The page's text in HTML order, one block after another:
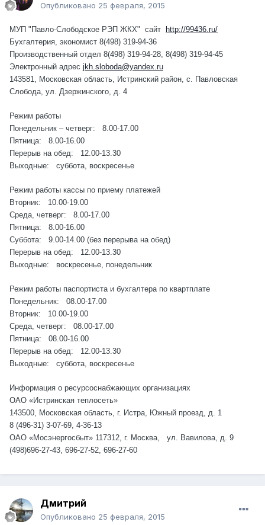
Опубликовано 25 февраля, 2015
МУП "Павло-Слободское РЭП ЖКХ" сайт
http://99436.ru/
Бухгалтерия, экономист 8(498) 319-94-36
Производственный отдел 8(498) 319-94-28, 8(498) 319-94-45
Электронный адрес jkh.sloboda@yandex.ru
143581, Московская область, Истринский район, с. Павловская
Слобода, ул. Дзержинского, д. 4
Режим работы
Понедельник – четверг: 8.00-17.00
Пятница: 8.00-16.00
Перерыв на обед: 12.00-13.30
Выходные: суббота, воскресенье
Режим работы кассы по приему платежей
Вторник: 10.00-19.00
Среда, четверг: 8.00-17.00
Пятница: 8.00-16.00
Суббота: 9.00-14.00 (без перерыва на обед)
Перерыв на обед: 12.00-13.30
Выходные: воскресенье, понедельник
Режим работы паспортиста и бухгалтера по квартплате
Понедельник: 08.00-17.00
Вторник: 10.00-19.00
Среда, четверг: 08.00-17.00
Пятница: 08.00-16.00
Перерыв на обед: 12.00-13.30
Выходные: суббота, воскресенье
Информация о ресурсоснабжающих организациях
ОАО «Истринская теплосеть»
143500, Московская область, г. Истра, Южный проезд, д. 1
8 (496-31) 3-07-69, 4-36-13
ОАО «Мосэнергосбыт» 117312, г. Москва, ул. Вавилова, д. 9
(498)696-27-43, 696-27-52, 696-27-60
Дмитрий
Опубликовано 25 февраля, 2015